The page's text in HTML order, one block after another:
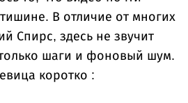
В отличие от многих
Спирс, здесь не звучит
шаги и фоновый шум.
коротко :